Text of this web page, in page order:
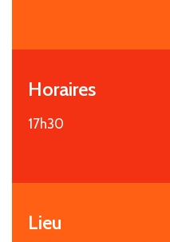
Horaires
17h30
Lieu